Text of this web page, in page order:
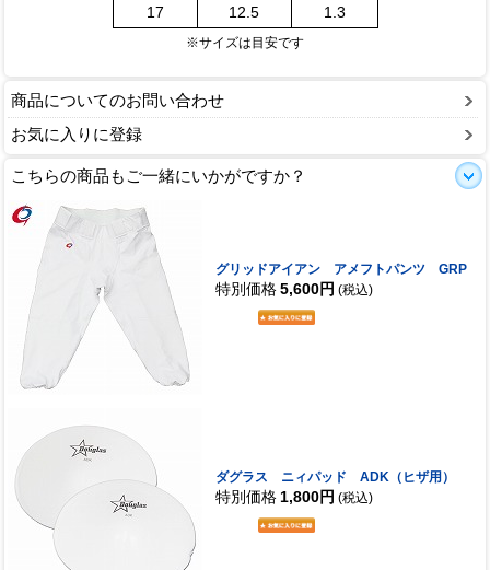
17
12.5 1.3
※サイズは目安です
商品についてのお問い合わせ
お気に入りに登録
こちらの商品もご一緒にいかがですか？
グリッドアイアン アメフトパンツ GRP
特別価格 5,600円 (税込)
ダグラス ニィパッド ADK（ヒザ用）
特別価格 1,800円 (税込)